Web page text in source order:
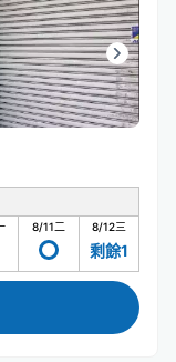
8/11二 8/12三
剩餘1